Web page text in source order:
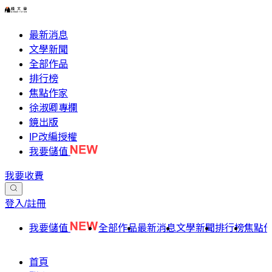
最新消息
文學新聞
全部作品
排行榜
焦點作家
徐淑卿專欄
鏡出版
IP改編授權
我要儲值
我要收費
登入/註冊
我要儲值 全部作品最新消息文學新聞排行榜焦點
首頁